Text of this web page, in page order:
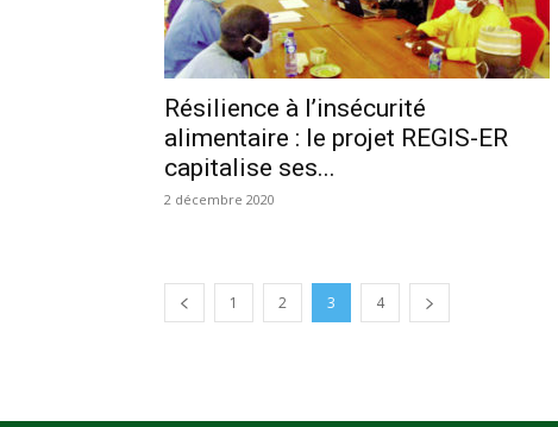
Résilience à l’insécurité
alimentaire : le projet REGIS-ER
capitalise ses...
2 décembre 2020
1 2 3 4